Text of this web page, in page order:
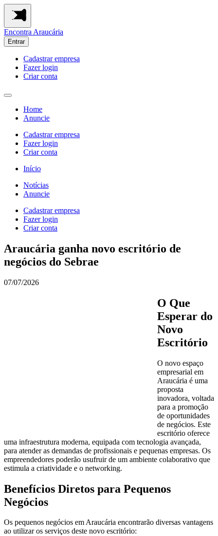
Encontra Araucária
Entrar
Cadastrar empresa
Fazer login
Criar conta
Home
Anuncie
Cadastrar empresa
Fazer login
Criar conta
Início
Notícias
Anuncie
Cadastrar empresa
Fazer login
Criar conta
Araucária ganha novo escritório de
negócios do Sebrae
07/07/2026
O Que
Esperar do
Novo
Escritório
O novo espaço
empresarial em
Araucária é uma
proposta
inovadora, voltada
para a promoção
de oportunidades
de negócios. Este
escritório oferece
uma infraestrutura moderna, equipada com tecnologia avançada,
para atender as demandas de profissionais e pequenas empresas. Os
empreendedores poderão usufruir de um ambiente colaborativo que
estimula a criatividade e o networking.
Benefícios Diretos para Pequenos
Negócios
Os pequenos negócios em Araucária encontrarão diversas vantagens
ao utilizar os serviços deste novo escritório: